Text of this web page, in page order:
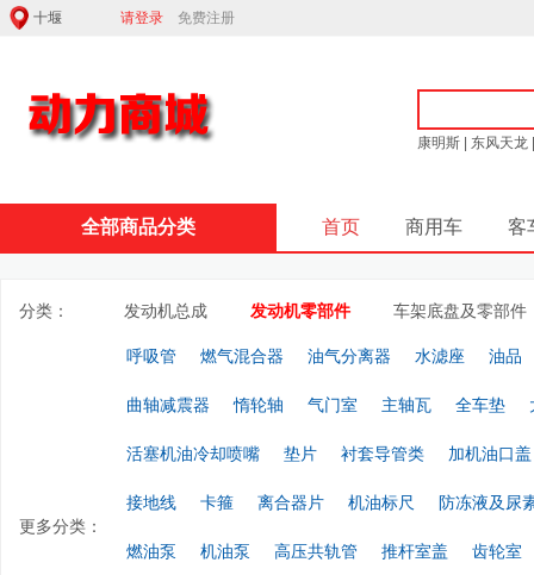
请登录 免费注册
康明斯 东风天龙
全部商品分类 首页 商用车 客
分类： 发动机总成 发动机零部件 车架底盘及零部件
更多分类：
呼吸管 燃气混合器 油气分离器 水滤座 油品
曲轴减震器 惰轮轴 气门室 主轴瓦 全车垫
活塞机油冷却喷嘴 垫片 衬套导管类 加机油口盖
接地线 卡箍 离合器片 机油标尺 防冻液及尿
燃油泵 机油泵 高压共轨管 推杆室盖 齿轮室